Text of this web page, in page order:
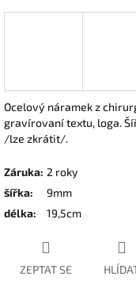
Ocelový náramek z
gravírovaní textu, loga.
/lze zkrátit/.
Záruka: 2 roky
šířka:
9mm
délka: 19,5cm
ZEPTAT SE